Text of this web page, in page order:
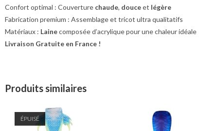
Confort optimal : Couverture chaude, douceet légère
Fabrication premium : Assemblage et tricot ultra qualitatifs
Matériaux : Lainecomposée d’acrylique pour une chaleur idéale
Livraison Gratuite en France !
Produits similaires
ÉPUISÉ